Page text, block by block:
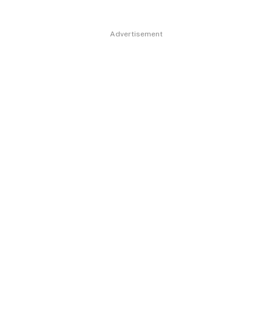
Advertisement